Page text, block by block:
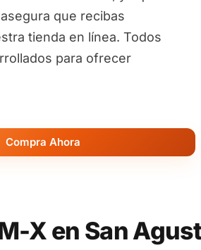
que recibas
tienda en línea. Todos
para ofrecer
Compra Ahora
X en San